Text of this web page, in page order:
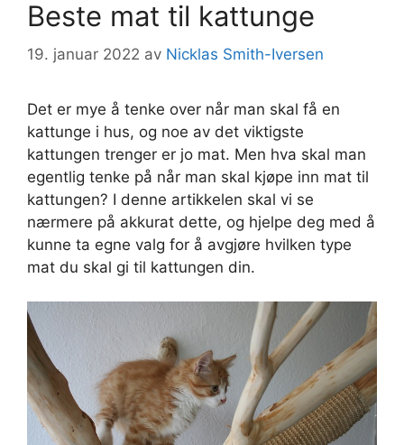
Beste mat til kattunge
19. januar 2022 av Nicklas Smith-Iversen
Det er mye å tenke over når man skal få en
kattunge i hus, og noe av det viktigste
kattungen trenger er jo mat. Men hva skal man
egentlig tenke på når man skal kjøpe inn mat til
kattungen? I denne artikkelen skal vi se
nærmere på akkurat dette, og hjelpe deg med å
kunne ta egne valg for å avgjøre hvilken type
mat du skal gi til kattungen din.